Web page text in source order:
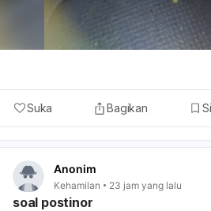
Suka Bagikan
Anonim
Kehamilan 23 jam yang lalu
soal postinor